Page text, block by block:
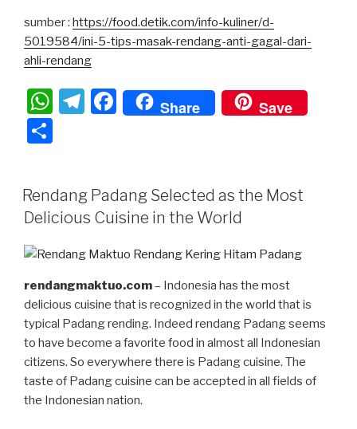
sumber : https://food.detik.com/info-kuliner/d-
5019584/ini-5-tips-masak-rendang-anti-gagal-dari-
ahli-rendang
W
A
p
p
T
a
m
F
a
b
o
o
k
Share Save
ar
e
Rendang Padang Selected as the Most
Delicious Cuisine in the World
rendangmaktuo.com– Indonesia has the most
delicious cuisine that is recognized in the world that is
typical Padang rending. Indeed rendang Padang seems
to have become a favorite food in almost all Indonesian
citizens. So everywhere there is Padang cuisine. The
taste of Padang cuisine can be accepted in all fields of
the Indonesian nation.